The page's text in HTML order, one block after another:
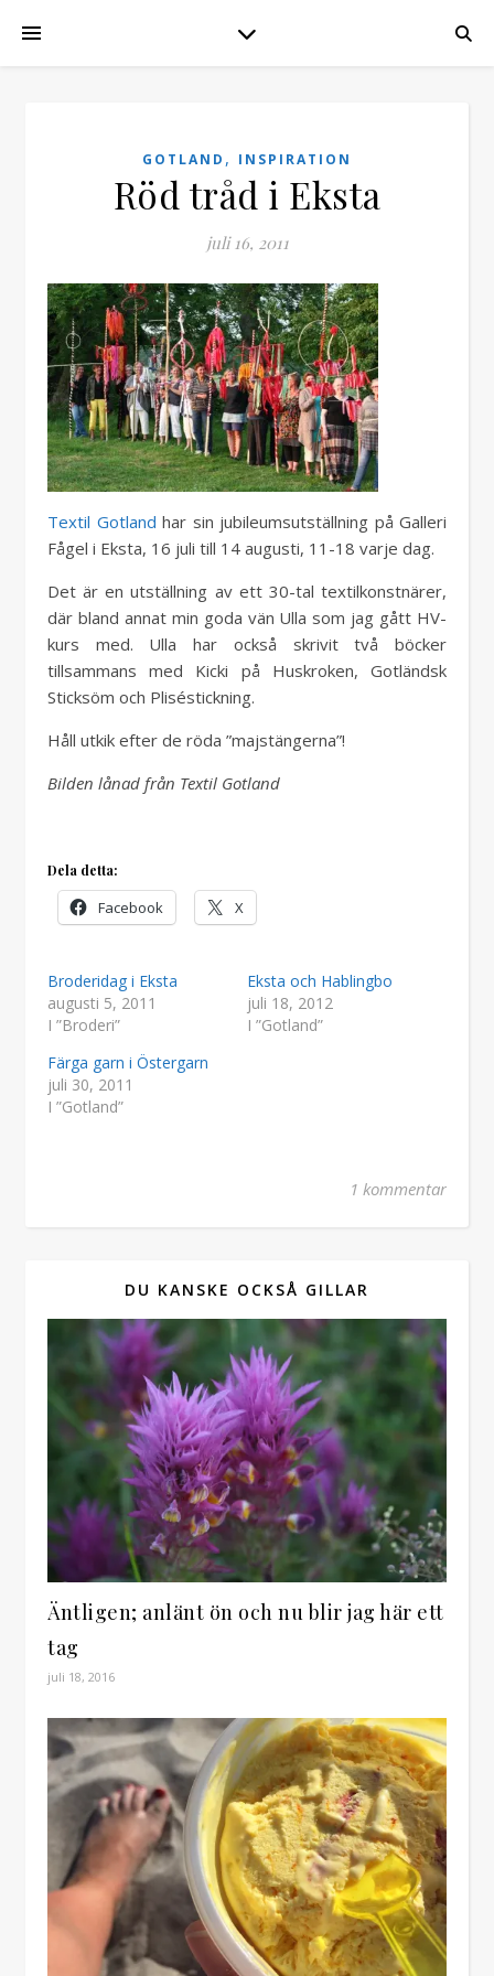
GOTLAND , INSPIRATION
Röd tråd i Eksta
juli 16, 2011
Textil Gotland har sin jubileumsutställning på Galleri
Fågel i Eksta, 16 juli till 14 augusti, 11-18 varje dag.
Det är en utställning av ett 30-tal textilkonstnärer,
där bland annat min goda vän Ulla som jag gått HV-
kurs med. Ulla har också skrivit två böcker
tillsammans med Kicki på Huskroken, Gotländsk
Sticksöm och Pliséstickning.
Håll utkik efter de röda ”majstängerna”!
Bilden lånad från Textil Gotland
Dela detta:
Facebook X
Broderidag i Eksta
augusti 5, 2011
I ”Broderi”
Eksta och Hablingbo
juli 18, 2012
I ”Gotland”
Färga garn i Östergarn
juli 30, 2011
I ”Gotland”
1 kommentar
DU KANSKE OCKSÅ GILLAR
Äntligen; anlänt ön och nu blir jag här ett
tag
juli 18, 2016